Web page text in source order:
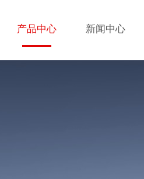
产品中心 新闻中心